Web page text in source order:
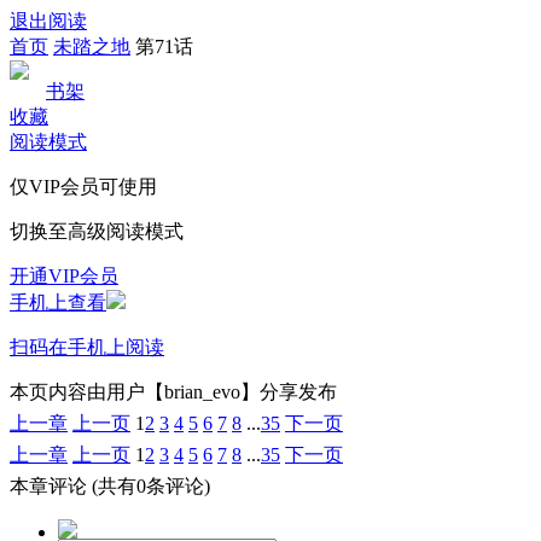
退出阅读
首页 未踏之地 第71话
书架
收藏
阅读模式
仅VIP会员可使用
切换至高级阅读模式
开通VIP会员
手机上查看
扫码在手机上阅读
本页内容由用户【brian_evo】分享发布
上一章
上一页 1 2 3 4 5 6 7 8 ...35 下一页
上一章
上一页 1 2 3 4 5 6 7 8 ...35 下一页
本章评论 (共有0条评论)